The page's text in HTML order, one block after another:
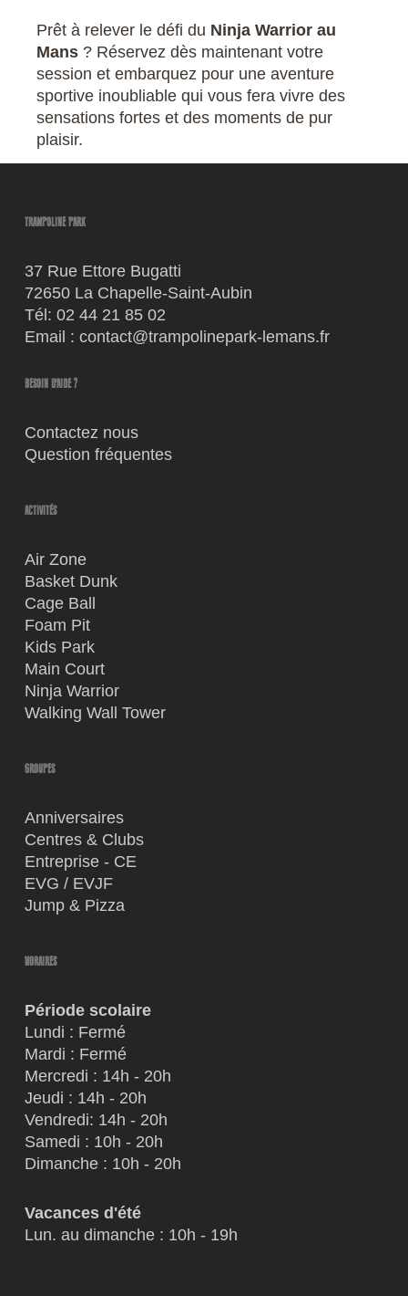
Prêt à relever le défi du Ninja Warrior au
Mans ? Réservez dès maintenant votre
session et embarquez pour une aventure
sportive inoubliable qui vous fera vivre des
sensations fortes et des moments de pur
plaisir.
TRAMPOLINE PARK
37 Rue Ettore Bugatti
72650 La Chapelle-Saint-Aubin
Tél: 02 44 21 85 02
Email : contact@trampolinepark-lemans.fr
BESOIN D'AIDE ?
Contactez nous
Question fréquentes
ACTIVITÉS
Air Zone
Basket Dunk
Cage Ball
Foam Pit
Kids Park
Main Court
Ninja Warrior
Walking Wall Tower
GROUPES
Anniversaires
Centres & Clubs
Entreprise - CE
EVG / EVJF
Jump & Pizza
HORAIRES
Période scolaire
Lundi : Fermé
Mardi : Fermé
Mercredi : 14h - 20h
Jeudi : 14h - 20h
Vendredi: 14h - 20h
Samedi : 10h - 20h
Dimanche : 10h - 20h
Vacances d'été
Lun. au dimanche : 10h - 19h